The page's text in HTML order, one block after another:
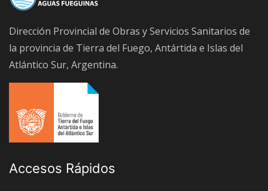
Dirección Provincial de Obras y Servicios Sanitarios de
la provincia de Tierra del Fuego, Antártida e Islas del
Atlántico Sur, Argentina.
Accesos Rápidos